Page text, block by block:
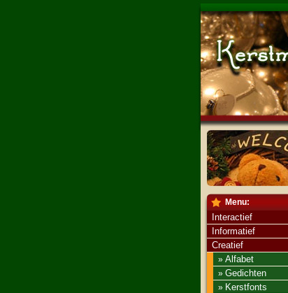
Menu:
Interactief
Informatief
Creatief
» Alfabet
» Gedichten
» Kerstfonts